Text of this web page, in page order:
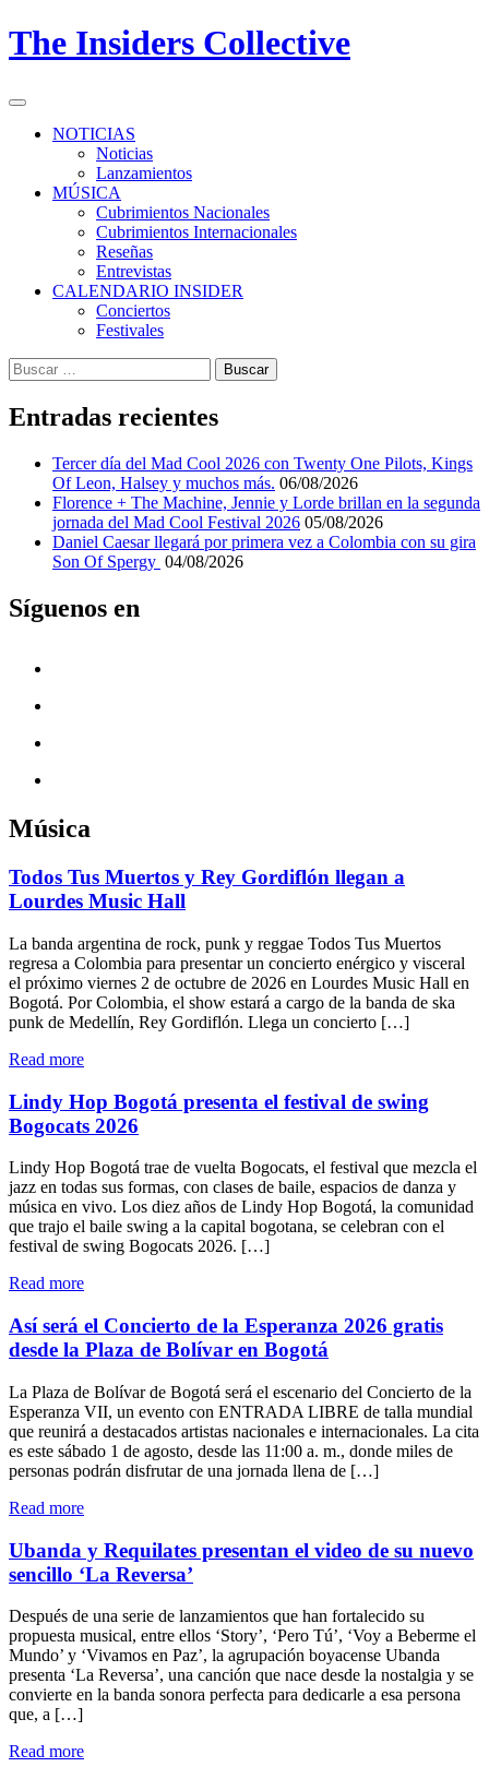
Skip
to
The Insiders Collective
Primary
NOTICIAS
Noticias
Lanzamientos
MÚSICA
Cubrimientos Nacionales
Cubrimientos Internacionales
Reseñas
Entrevistas
CALENDARIO INSIDER
Conciertos
Festivales
Buscar:
Entradas recientes
Tercer día del Mad Cool 2026 con Twenty One Pilots, Kings
Of Leon, Halsey y muchos más. 06/08/2026
Florence + The Machine, Jennie y Lorde brillan en la segunda
jornada del Mad Cool Festival 2026 05/08/2026
Daniel Caesar llegará por primera vez a Colombia con su gira
Son Of Spergy 04/08/2026
Síguenos en
Música
Todos Tus Muertos y Rey Gordiflón llegan a
Lourdes Music Hall
La banda argentina de rock, punk y reggae Todos Tus Muertos
regresa a Colombia para presentar un concierto enérgico y visceral
el próximo viernes 2 de octubre de 2026 en Lourdes Music Hall en
Bogotá. Por Colombia, el show estará a cargo de la banda de ska
punk de Medellín, Rey Gordiflón. Llega un concierto […]
Read more"Todos
Muertos
y
Rey
Gordiflón
llegan
a
Lourdes
Music
Hall"
Lindy Hop Bogotá presenta el festival de swing
Bogocats 2026
Lindy Hop Bogotá trae de vuelta Bogocats, el festival que mezcla el
jazz en todas sus formas, con clases de baile, espacios de danza y
música en vivo. Los diez años de Lindy Hop Bogotá, la comunidad
que trajo el baile swing a la capital bogotana, se celebran con el
festival de swing Bogocats 2026. […]
Read more"Lindy
Bogotá
presenta
el
festival
de
swing
Bogocats
2026"
Así será el Concierto de la Esperanza 2026 gratis
desde la Plaza de Bolívar en Bogotá
La Plaza de Bolívar de Bogotá será el escenario del Concierto de la
Esperanza VII, un evento con ENTRADA LIBRE de talla mundial
que reunirá a destacados artistas nacionales e internacionales. La cita
es este sábado 1 de agosto, desde las 11:00 a. m., donde miles de
personas podrán disfrutar de una jornada llena de […]
Read more"Así
el
Concierto
de
Esperanza
2026
gratis
desde
la
Bolívar
Ubanda y Requilates presentan el video de su nuevo
sencillo ‘La Reversa’
Después de una serie de lanzamientos que han fortalecido su
propuesta musical, entre ellos ‘Story’, ‘Pero Tú’, ‘Voy a Beberme el
Mundo’ y ‘Vivamos en Paz’, la agrupación boyacense Ubanda
presenta ‘La Reversa’, una canción que nace desde la nostalgia y se
convierte en la banda sonora perfecta para dedicarle a esa persona
que, a […]
Read more"Ubanda